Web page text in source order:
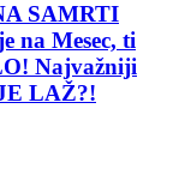
SAMRTI
na Mesec, ti
Najvažniji
LAŽ?!